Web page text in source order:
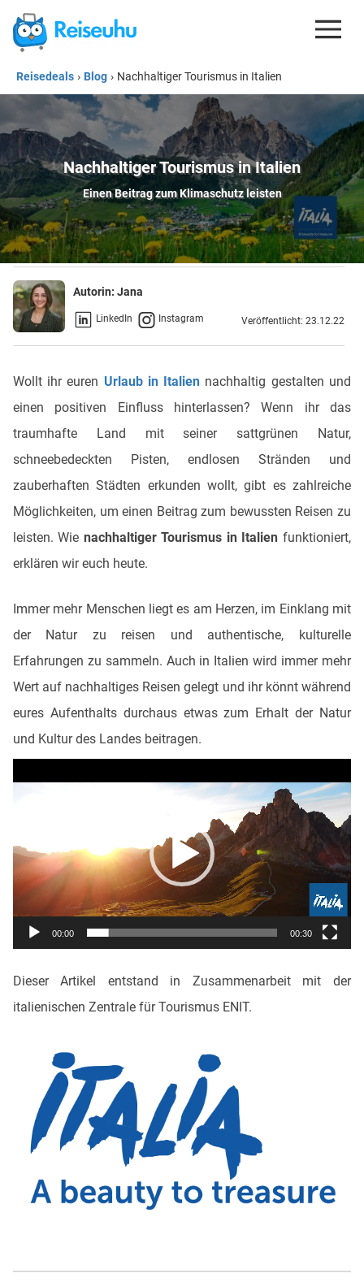
REISEDEALS
GUTSCHEINE
KREDITKARTEN
ESIM
REISEBLOG
Reisedeals › Blog › Nachhaltiger Tourismus in Italien
Nachhaltiger Tourismus in Italien
Einen Beitrag zum Klimaschutz leisten
Autorin: Jana
LinkedIn Instagram Veröffentlicht: 23.12.22
Wollt ihr euren Urlaub in Italien nachhaltig gestalten und
einen positiven Einfluss hinterlassen? Wenn ihr das
traumhafte Land mit seiner sattgrünen Natur,
schneebedeckten Pisten, endlosen Stränden und
zauberhaften Städten erkunden wollt, gibt es zahlreiche
Möglichkeiten, um einen Beitrag zum bewussten Reisen zu
leisten. Wie nachhaltiger Tourismus in Italien funktioniert,
erklären wir euch heute.
Immer mehr Menschen liegt es am Herzen, im Einklang mit
der Natur zu reisen und authentische, kulturelle
Erfahrungen zu sammeln. Auch in Italien wird immer mehr
Wert auf nachhaltiges Reisen gelegt und ihr könnt während
eures Aufenthalts durchaus etwas zum Erhalt der Natur
und Kultur des Landes beitragen.
Player
00:00 00:30
Dieser Artikel entstand in Zusammenarbeit mit der
italienischen Zentrale für Tourismus ENIT.